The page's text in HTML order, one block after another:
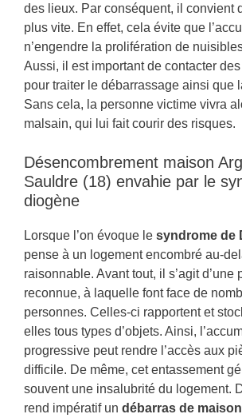
des lieux. Par conséquent, il convient
plus vite. En effet, cela évite que
n’engendre la prolifération de
Aussi, il est important de contacter
pour traiter le débarrassage ainsi que
Sans cela, la personne victime vivra
malsain, qui lui fait courir des risques.
Désencombrement maison
Sauldre (18) envahie par le
diogène
Lorsque l’on évoque le syndrome de
pense à un logement encombré au-
raisonnable. Avant tout, il s’agit d’une
reconnue, à laquelle font face de
personnes. Celles-ci rapportent et
elles tous types d’objets. Ainsi,
progressive peut rendre l’accès aux
difficile. De même, cet entassement
souvent une insalubrité du logement.
rend impératif un débarras de